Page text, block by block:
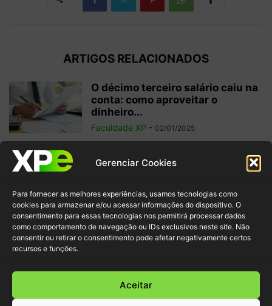
Gerenciar Cookies
Para fornecer as melhores experiências, usamos tecnologias como
cookies para armazenar e/ou acessar informações do dispositivo. O
consentimento para essas tecnologias nos permitirá processar dados
como comportamento de navegação ou IDs exclusivos neste site. Não
consentir ou retirar o consentimento pode afetar negativamente certos
recursos e funções.
Aceitar
ARTIGOS RELACIONADOS
O décimo terceiro salário caiu na
conta: como aproveitar o
dinheiro...
Faculdade XP - 02/01/2025
Investimentos internacionais:
vale a pena investir fora do
Faculdade XP - 04/10/2024
Criptomoedas: regulamentações
e inovação para garantir